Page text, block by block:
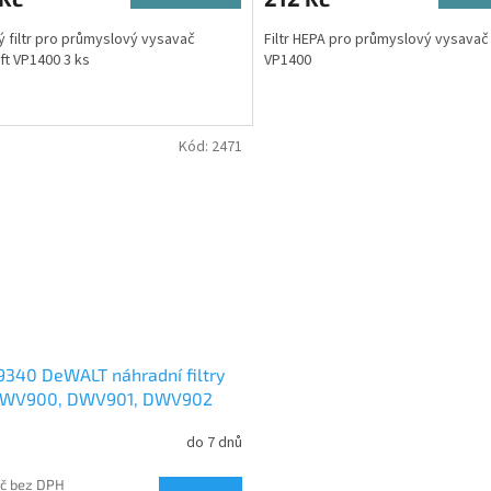
filtr pro průmyslový vysavač
VP1400 3 ks
Filtr HEPA pro průmyslový
VP1400
DeWALT náhradní filtry
DWV901, DWV902
do 7 dnů
bez DPH
Kód: 2471